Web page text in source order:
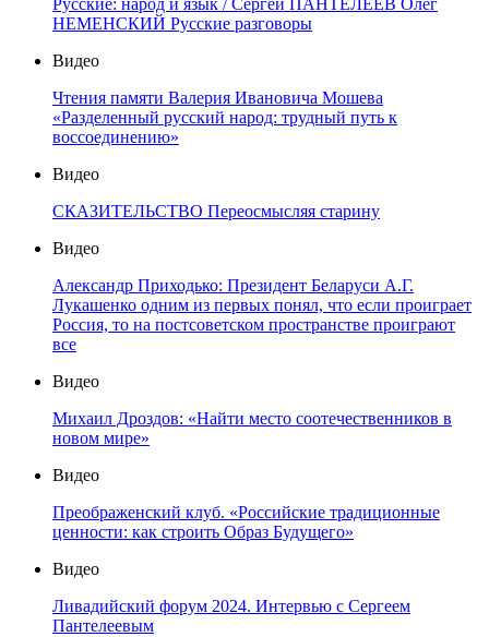
Русские: народ и язык / Сергей ПАНТЕЛЕЕВ Олег
НЕМЕНСКИЙ Русские разговоры
Видео
Чтения памяти Валерия Ивановича Мошева
«Разделенный русский народ: трудный путь к
воссоединению»
Видео
СКАЗИТЕЛЬСТВО Переосмысляя старину
Видео
Александр Приходько: Президент Беларуси А.Г.
Лукашенко одним из первых понял, что если проиграет
Россия, то на постсоветском пространстве проиграют
все
Видео
Михаил Дроздов: «Найти место соотечественников в
новом мире»
Видео
Преображенский клуб. «Российские традиционные
ценности: как строить Образ Будущего»
Видео
Ливадийский форум 2024. Интервью с Сергеем
Пантелеевым